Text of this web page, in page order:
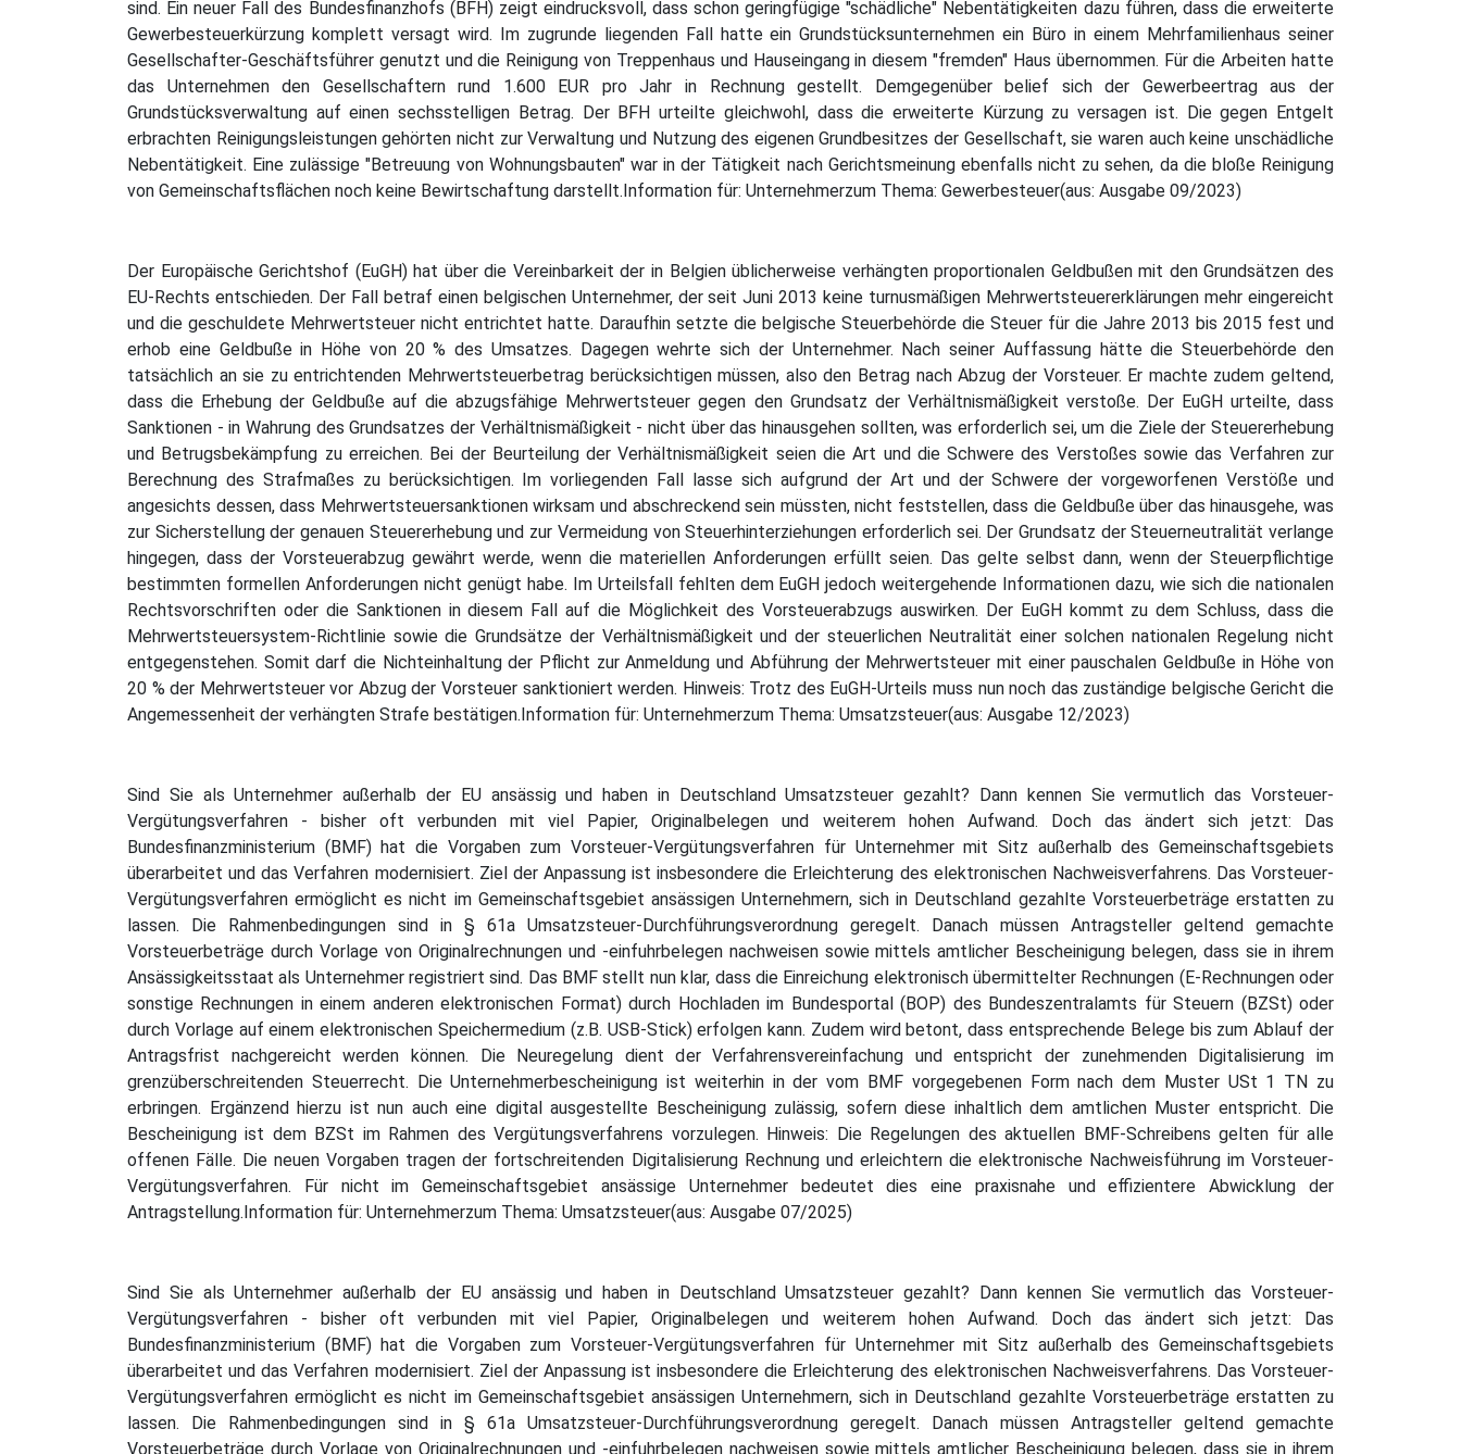
sind. Ein neuer Fall des Bundesfinanzhofs (BFH) zeigt eindrucksvoll, dass schon geringfügige "schädliche" Nebentätigkeiten dazu führen, dass die erweiterte
Gewerbesteuerkürzung komplett versagt wird. Im zugrunde liegenden Fall hatte ein Grundstücksunternehmen ein Büro in einem Mehrfamilienhaus seiner
Gesellschafter-Geschäftsführer genutzt und die Reinigung von Treppenhaus und Hauseingang in diesem "fremden" Haus übernommen. Für die Arbeiten hatte
das Unternehmen den Gesellschaftern rund 1.600 EUR pro Jahr in Rechnung gestellt. Demgegenüber belief sich der Gewerbeertrag aus der
Grundstücksverwaltung auf einen sechsstelligen Betrag. Der BFH urteilte gleichwohl, dass die erweiterte Kürzung zu versagen ist. Die gegen Entgelt
erbrachten Reinigungsleistungen gehörten nicht zur Verwaltung und Nutzung des eigenen Grundbesitzes der Gesellschaft, sie waren auch keine unschädliche
Nebentätigkeit. Eine zulässige "Betreuung von Wohnungsbauten" war in der Tätigkeit nach Gerichtsmeinung ebenfalls nicht zu sehen, da die bloße Reinigung
von Gemeinschaftsflächen noch keine Bewirtschaftung darstellt.Information für: Unternehmerzum Thema: Gewerbesteuer(aus: Ausgabe 09/2023)
Der Europäische Gerichtshof (EuGH) hat über die Vereinbarkeit der in Belgien üblicherweise verhängten proportionalen Geldbußen mit den Grundsätzen des
EU-Rechts entschieden. Der Fall betraf einen belgischen Unternehmer, der seit Juni 2013 keine turnusmäßigen Mehrwertsteuererklärungen mehr eingereicht
und die geschuldete Mehrwertsteuer nicht entrichtet hatte. Daraufhin setzte die belgische Steuerbehörde die Steuer für die Jahre 2013 bis 2015 fest und
erhob eine Geldbuße in Höhe von 20 % des Umsatzes. Dagegen wehrte sich der Unternehmer. Nach seiner Auffassung hätte die Steuerbehörde den
tatsächlich an sie zu entrichtenden Mehrwertsteuerbetrag berücksichtigen müssen, also den Betrag nach Abzug der Vorsteuer. Er machte zudem geltend,
dass die Erhebung der Geldbuße auf die abzugsfähige Mehrwertsteuer gegen den Grundsatz der Verhältnismäßigkeit verstoße. Der EuGH urteilte, dass
Sanktionen - in Wahrung des Grundsatzes der Verhältnismäßigkeit - nicht über das hinausgehen sollten, was erforderlich sei, um die Ziele der Steuererhebung
und Betrugsbekämpfung zu erreichen. Bei der Beurteilung der Verhältnismäßigkeit seien die Art und die Schwere des Verstoßes sowie das Verfahren zur
Berechnung des Strafmaßes zu berücksichtigen. Im vorliegenden Fall lasse sich aufgrund der Art und der Schwere der vorgeworfenen Verstöße und
angesichts dessen, dass Mehrwertsteuersanktionen wirksam und abschreckend sein müssten, nicht feststellen, dass die Geldbuße über das hinausgehe, was
zur Sicherstellung der genauen Steuererhebung und zur Vermeidung von Steuerhinterziehungen erforderlich sei. Der Grundsatz der Steuerneutralität verlange
hingegen, dass der Vorsteuerabzug gewährt werde, wenn die materiellen Anforderungen erfüllt seien. Das gelte selbst dann, wenn der Steuerpflichtige
bestimmten formellen Anforderungen nicht genügt habe. Im Urteilsfall fehlten dem EuGH jedoch weitergehende Informationen dazu, wie sich die nationalen
Rechtsvorschriften oder die Sanktionen in diesem Fall auf die Möglichkeit des Vorsteuerabzugs auswirken. Der EuGH kommt zu dem Schluss, dass die
Mehrwertsteuersystem-Richtlinie sowie die Grundsätze der Verhältnismäßigkeit und der steuerlichen Neutralität einer solchen nationalen Regelung nicht
entgegenstehen. Somit darf die Nichteinhaltung der Pflicht zur Anmeldung und Abführung der Mehrwertsteuer mit einer pauschalen Geldbuße in Höhe von
20 % der Mehrwertsteuer vor Abzug der Vorsteuer sanktioniert werden. Hinweis: Trotz des EuGH-Urteils muss nun noch das zuständige belgische Gericht die
Angemessenheit der verhängten Strafe bestätigen.Information für: Unternehmerzum Thema: Umsatzsteuer(aus: Ausgabe 12/2023)
Sind Sie als Unternehmer außerhalb der EU ansässig und haben in Deutschland Umsatzsteuer gezahlt? Dann kennen Sie vermutlich das Vorsteuer-
Vergütungsverfahren - bisher oft verbunden mit viel Papier, Originalbelegen und weiterem hohen Aufwand. Doch das ändert sich jetzt: Das
Bundesfinanzministerium (BMF) hat die Vorgaben zum Vorsteuer-Vergütungsverfahren für Unternehmer mit Sitz außerhalb des Gemeinschaftsgebiets
überarbeitet und das Verfahren modernisiert. Ziel der Anpassung ist insbesondere die Erleichterung des elektronischen Nachweisverfahrens. Das Vorsteuer-
Vergütungsverfahren ermöglicht es nicht im Gemeinschaftsgebiet ansässigen Unternehmern, sich in Deutschland gezahlte Vorsteuerbeträge erstatten zu
lassen. Die Rahmenbedingungen sind in § 61a Umsatzsteuer-Durchführungsverordnung geregelt. Danach müssen Antragsteller geltend gemachte
Vorsteuerbeträge durch Vorlage von Originalrechnungen und -einfuhrbelegen nachweisen sowie mittels amtlicher Bescheinigung belegen, dass sie in ihrem
Ansässigkeitsstaat als Unternehmer registriert sind. Das BMF stellt nun klar, dass die Einreichung elektronisch übermittelter Rechnungen (E-Rechnungen oder
sonstige Rechnungen in einem anderen elektronischen Format) durch Hochladen im Bundesportal (BOP) des Bundeszentralamts für Steuern (BZSt) oder
durch Vorlage auf einem elektronischen Speichermedium (z.B. USB-Stick) erfolgen kann. Zudem wird betont, dass entsprechende Belege bis zum Ablauf der
Antragsfrist nachgereicht werden können. Die Neuregelung dient der Verfahrensvereinfachung und entspricht der zunehmenden Digitalisierung im
grenzüberschreitenden Steuerrecht. Die Unternehmerbescheinigung ist weiterhin in der vom BMF vorgegebenen Form nach dem Muster USt 1 TN zu
erbringen. Ergänzend hierzu ist nun auch eine digital ausgestellte Bescheinigung zulässig, sofern diese inhaltlich dem amtlichen Muster entspricht. Die
Bescheinigung ist dem BZSt im Rahmen des Vergütungsverfahrens vorzulegen. Hinweis: Die Regelungen des aktuellen BMF-Schreibens gelten für alle
offenen Fälle. Die neuen Vorgaben tragen der fortschreitenden Digitalisierung Rechnung und erleichtern die elektronische Nachweisführung im Vorsteuer-
Vergütungsverfahren. Für nicht im Gemeinschaftsgebiet ansässige Unternehmer bedeutet dies eine praxisnahe und effizientere Abwicklung der
Antragstellung.Information für: Unternehmerzum Thema: Umsatzsteuer(aus: Ausgabe 07/2025)
Sind Sie als Unternehmer außerhalb der EU ansässig und haben in Deutschland Umsatzsteuer gezahlt? Dann kennen Sie vermutlich das Vorsteuer-
Vergütungsverfahren - bisher oft verbunden mit viel Papier, Originalbelegen und weiterem hohen Aufwand. Doch das ändert sich jetzt: Das
Bundesfinanzministerium (BMF) hat die Vorgaben zum Vorsteuer-Vergütungsverfahren für Unternehmer mit Sitz außerhalb des Gemeinschaftsgebiets
überarbeitet und das Verfahren modernisiert. Ziel der Anpassung ist insbesondere die Erleichterung des elektronischen Nachweisverfahrens. Das Vorsteuer-
Vergütungsverfahren ermöglicht es nicht im Gemeinschaftsgebiet ansässigen Unternehmern, sich in Deutschland gezahlte Vorsteuerbeträge erstatten zu
lassen. Die Rahmenbedingungen sind in § 61a Umsatzsteuer-Durchführungsverordnung geregelt. Danach müssen Antragsteller geltend gemachte
Vorsteuerbeträge durch Vorlage von Originalrechnungen und -einfuhrbelegen nachweisen sowie mittels amtlicher Bescheinigung belegen, dass sie in ihrem